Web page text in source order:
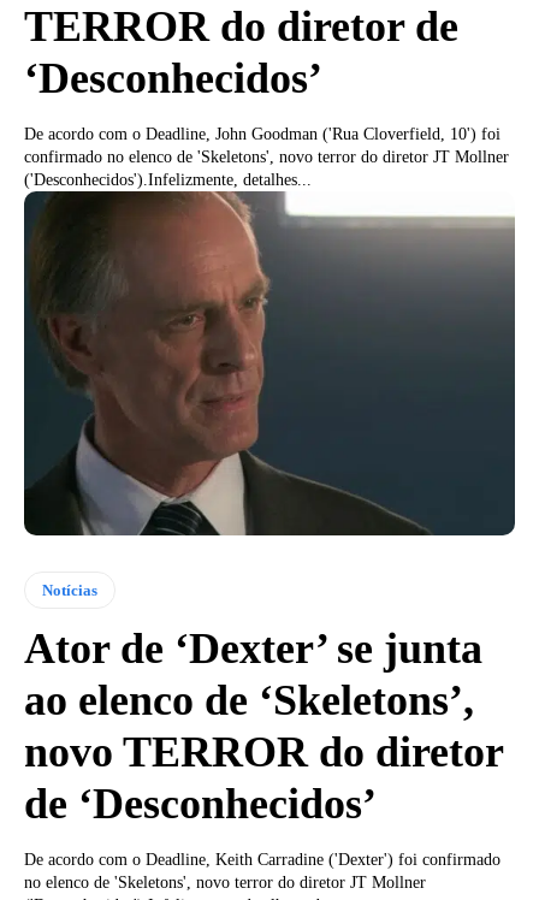
TERROR do diretor de
‘Desconhecidos’
De acordo com o Deadline, John Goodman ('Rua Cloverfield, 10') foi
confirmado no elenco de 'Skeletons', novo terror do diretor JT Mollner
('Desconhecidos').Infelizmente, detalhes...
Notícias
Ator de ‘Dexter’ se junta
ao elenco de ‘Skeletons’,
novo TERROR do diretor
de ‘Desconhecidos’
De acordo com o Deadline, Keith Carradine ('Dexter') foi confirmado
no elenco de 'Skeletons', novo terror do diretor JT Mollner